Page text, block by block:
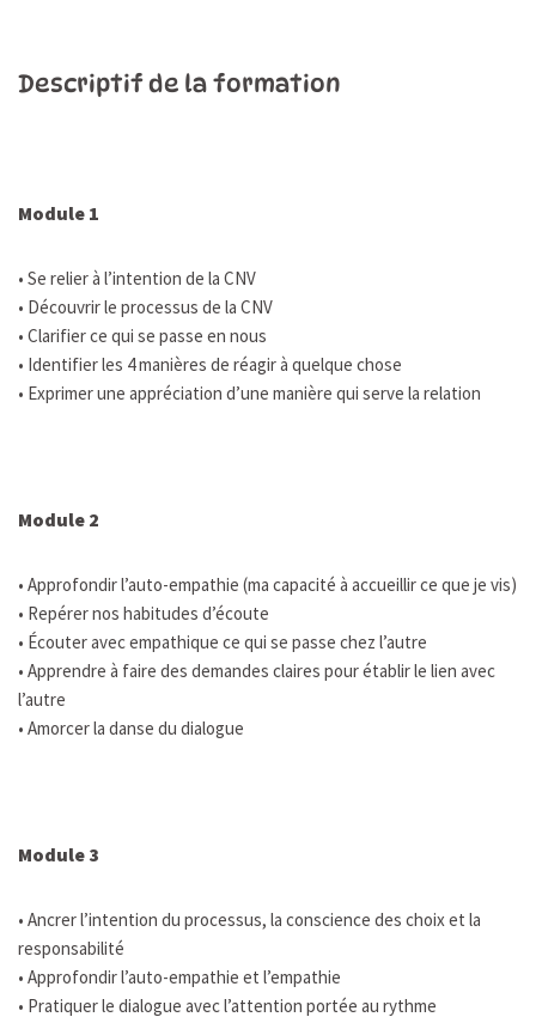
Descriptif de la formation
Module 1
• Se relier à l’intention de la CNV
• Découvrir le processus de la CNV
• Clarifier ce qui se passe en nous
• Identifier les 4 manières de réagir à quelque chose
• Exprimer une appréciation d’une manière qui serve la relation
Module 2
• Approfondir l’auto-empathie (ma capacité à accueillir ce que je vis)
• Repérer nos habitudes d’écoute
• Écouter avec empathique ce qui se passe chez l’autre
• Apprendre à faire des demandes claires pour établir le lien avec
l’autre
• Amorcer la danse du dialogue
Module 3
• Ancrer l’intention du processus, la conscience des choix et la
responsabilité
• Approfondir l’auto-empathie et l’empathie
• Pratiquer le dialogue avec l’attention portée au rythme